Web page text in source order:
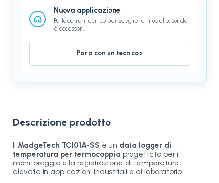
Nuova applicazione
Parla con un tecnico per scegliere modello, sonda
e accessori.
Parla con un tecnico›
Descrizione prodotto
Il MadgeTech TC101A-SS è un data logger di
temperatura per termocoppia progettato per il
monitoraggio e la registrazione di temperature
elevate in applicazioni industriali e di laboratorio.